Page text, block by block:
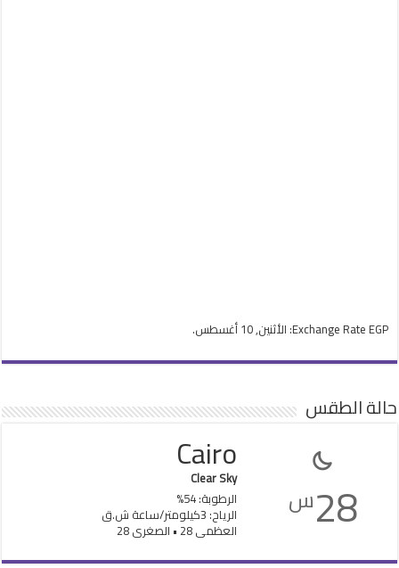
Exchange Rate EGP : الأثنين, 10 أغسطس.
حالة الطقس
28س
Cairo
Clear Sky
الرطوبة: 54%
الرياح: 3كيلومتر/ساعة ش.ق
العظمى 28 • الصغرى 28